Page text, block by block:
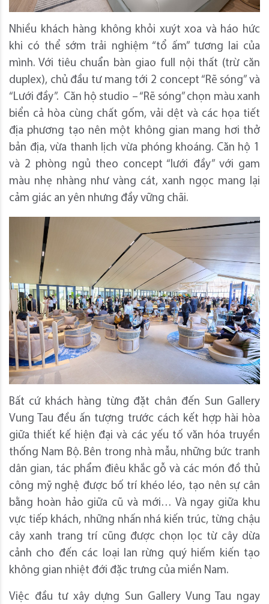
Nhiều khách hàng không khỏi xuýt xoa và háo hức
khi có thể sớm trải nghiệm “tổ ấm” tương lai của
mình. Với tiêu chuẩn bàn giao full nội thất (trừ căn
duplex), chủ đầu tư mang tới 2 concept “Rẽ sóng” và
“Lưới đầy”. Căn hộ studio – “Rẽ sóng” chọn màu xanh
biển cả hòa cùng chất gốm, vải dệt và các họa tiết
địa phương tạo nên một không gian mang hơi thở
bản địa, vừa thanh lịch vừa phóng khoáng. Căn hộ 1
và 2 phòng ngủ theo concept “lưới đầy” với gam
màu nhẹ nhàng như vàng cát, xanh ngọc mang lại
cảm giác an yên nhưng đầy vững chãi.
Bất cứ khách hàng từng đặt chân đến Sun Gallery
Vung Tau đều ấn tượng trước cách kết hợp hài hòa
giữa thiết kế hiện đại và các yếu tố văn hóa truyền
thống Nam Bộ. Bên trong nhà mẫu, những bức tranh
dân gian, tác phẩm điêu khắc gỗ và các món đồ thủ
công mỹ nghệ được bố trí khéo léo, tạo nên sự cân
bằng hoàn hảo giữa cũ và mới… Và ngay giữa khu
vực tiếp khách, những nhấn nhá kiến trúc, từng chậu
cây xanh trang trí cũng được chọn lọc từ cây dừa
cảnh cho đến các loại lan rừng quý hiếm kiến tạo
không gian nhiệt đới đặc trưng của miền Nam.
Việc đầu tư xây dựng Sun Gallery Vung Tau ngay